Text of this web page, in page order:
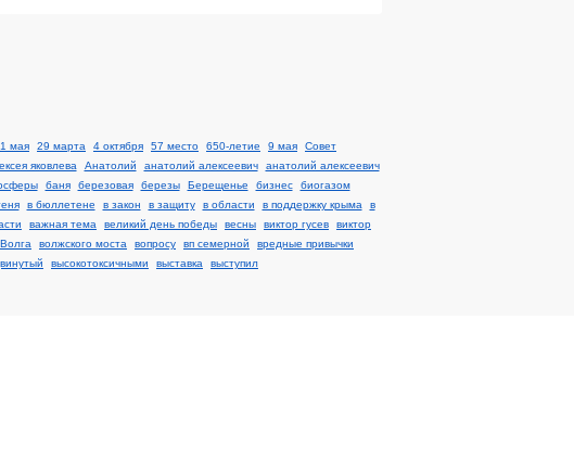
мая 29 марта 4 октября 57 место 650-летие 9 мая
Cовет
яковлева Анатолий анатолий алексеевич
анатолий алексеевич
баня березовая березы Берещенье бизнес
биогазом
в бюллетене в закон в защиту в области в поддержку крыма
в
важная тема великий день победы весны виктор гусев
виктор
Волга волжского моста вопросу вп семерной
вредные привычки
высокотоксичными выставка выступил